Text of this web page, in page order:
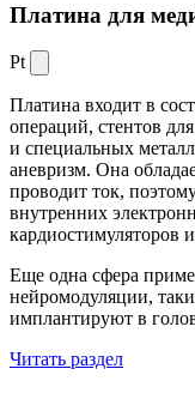
Платина для
Pt
Платина входит в
операций, стентов
и специальных
аневризм. Она
проводит ток,
внутренних
кардиостимуляторов
Еще одна сфера
нейромодуляции,
имплантируют в
Читать раздел